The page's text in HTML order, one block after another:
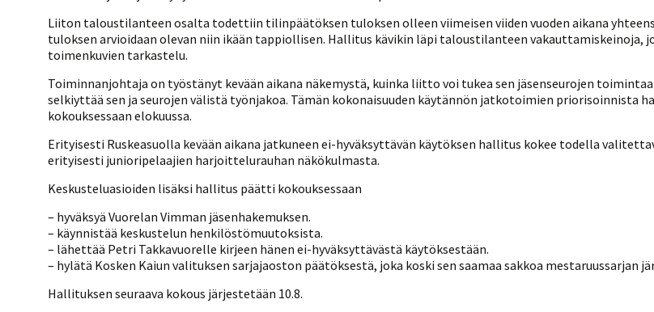
Strategia 2025-2030
Vastuullisuus
Ilmoita epäasiallisesta
Hallintosääntö
NETU in English
Tietosuoja
Rating-artikkelit
Rating-manuaali
6-divisioona
Sarjatiedotteet
Pelipaikat ja
joukkueiden
yhteyshenkilöt
Seurasiirrot
Kisajärjestäjien
Seuratiedotteet
Leirit
kotouttaminen ja
sukupuolten tasa-arvo
pöytätenniksessä
Liiton taloustilanteen osalta todettiin tilinpäätöksen tuloksen olleen viimeisen viiden vuoden aikana
tuloksen arvioidaan olevan niin ikään tappiollisen. Hallitus kävikin läpi taloustilanteen vakauttamiskeinoja,
toimenkuvien tarkastelu.
Toiminnanjohtaja on työstänyt kevään aikana näkemystä, kuinka liitto voi tukea sen jäsenseurojen
selkiyttää sen ja seurojen välistä työnjakoa. Tämän kokonaisuuden käytännön jatkotoimien priorisoinnista
kokouksessaan elokuussa.
Erityisesti Ruskeasuolla kevään aikana jatkuneen ei-hyväksyttävän käytöksen hallitus kokee todella
erityisesti junioripelaajien harjoittelurauhan näkökulmasta.
Keskusteluasioiden lisäksi hallitus päätti kokouksessaan
– hyväksyä Vuorelan Vimman jäsenhakemuksen.
– käynnistää keskustelun henkilöstömuutoksista.
– lähettää Petri Takkavuorelle kirjeen hänen ei-hyväksyttävästä käytöksestään.
– hylätä Kosken Kaiun valituksen sarjajaoston päätöksestä, joka koski sen saamaa sakkoa mestaruussarjan
Hallituksen seuraava kokous järjestetään 10.8.